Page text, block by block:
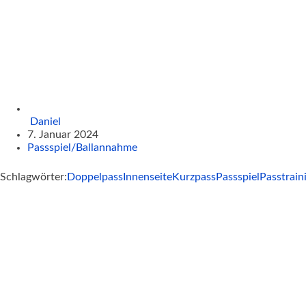
Daniel
7. Januar 2024
Passspiel/Ballannahme
Schlagwörter: Doppelpass InnenseiteKurzpassPassspiel